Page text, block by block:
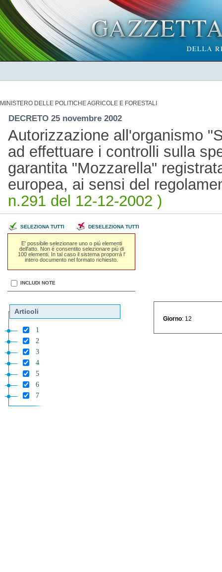
MINISTERO DELLE POLITICHE AGRICOLE E FORESTALI
DECRETO 25 novembre 2002
Autorizzazione all'organismo
ad effettuare i controlli sulla
garantita "Mozzarella"
europea, ai sensi del
n.291 del 12-12-2002 )
SELEZIONA TUTTI DESELEZIONA TUTTI
E' possibile selezionare uno o piú elementi
dell'atto. Non é consentito selezionare piú di
100 elementi. In tal caso il sistema proporrá l'
intero documento nel formato richiesto.
INCLUDI NOTE
Articoli
1
2
3
4
5
6
7
Giorno : 12